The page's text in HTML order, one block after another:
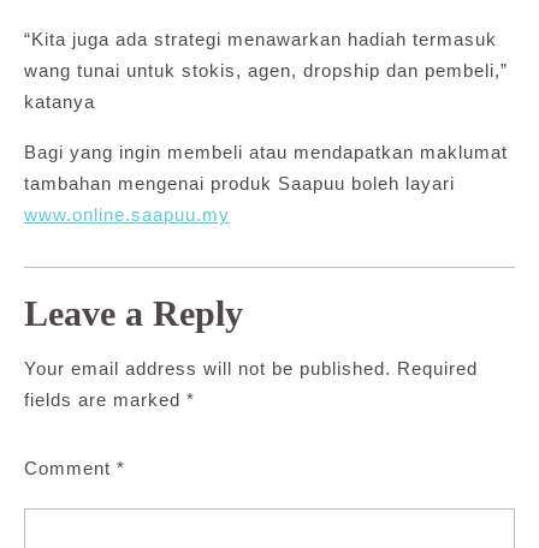
“Kita juga ada strategi menawarkan hadiah termasuk
wang tunai untuk stokis, agen, dropship dan pembeli,”
katanya
Bagi yang ingin membeli atau mendapatkan maklumat
tambahan mengenai produk Saapuu boleh layari
www.online.saapuu.my
Leave a Reply
Your email address will not be published. Required
fields are marked *
Comment *